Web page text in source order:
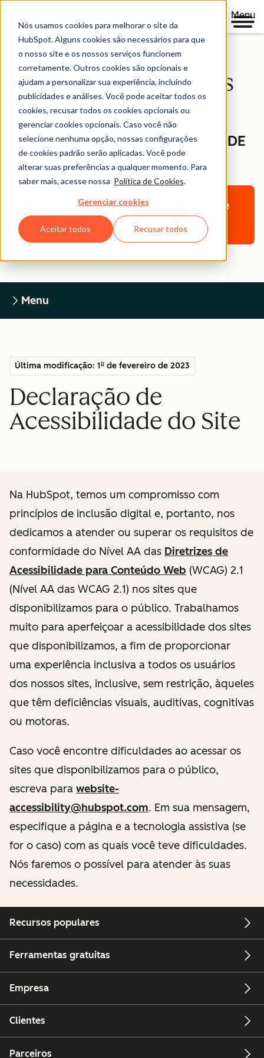
Nós usamos cookies para melhorar o site da
HubSpot. Alguns cookies são necessários para que
o nosso site e os nossos serviços funcionem
corretamente. Outros cookies são opcionais e
ajudam a personalizar sua experiência, incluindo
publicidades e análises. Você pode aceitar todos os
cookies, recusar todos os cookies opcionais ou
gerenciar cookies opcionais. Caso você não
selecione nenhuma opção, nossas configurações
de cookies padrão serão aplicadas. Você pode
alterar suas preferências a qualquer momento. Para
saber mais, acesse nossa Política de Cookies.
Gerenciar cookies
Aceitar todos Recusar todos
Menu
Centro de recursos
jurídicos
DECLARAÇÃO DE ACESSIBILIDADE
DO SITE
Voltar à página principal do Centro de
recursos jurídicos
Menu
Última modificação: 1º de fevereiro de 2023
Declaração de
Acessibilidade do Site
Na HubSpot, temos um compromisso com
princípios de inclusão digital e, portanto, nos
dedicamos a atender ou superar os requisitos de
conformidade do Nível AA das Diretrizes de
Acessibilidade para Conteúdo Web (WCAG) 2.1
(Nível AA das WCAG 2.1) nos sites que
disponibilizamos para o público. Trabalhamos
muito para aperfeiçoar a acessibilidade dos sites
que disponibilizamos, a fim de proporcionar
uma experiência inclusiva a todos os usuários
dos nossos sites, inclusive, sem restrição, àqueles
que têm deficiências visuais, auditivas, cognitivas
ou motoras.
Caso você encontre dificuldades ao acessar os
sites que disponibilizamos para o público,
escreva para website-
accessibility@hubspot.com. Em sua mensagem,
especifique a página e a tecnologia assistiva (se
for o caso) com as quais você teve dificuldades.
Nós faremos o possível para atender às suas
necessidades.
Recursos populares
Ferramentas gratuitas
Empresa
Clientes
Parceiros